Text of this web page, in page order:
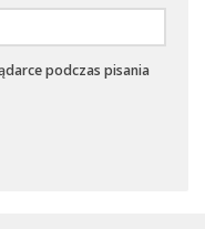
podczas pisania